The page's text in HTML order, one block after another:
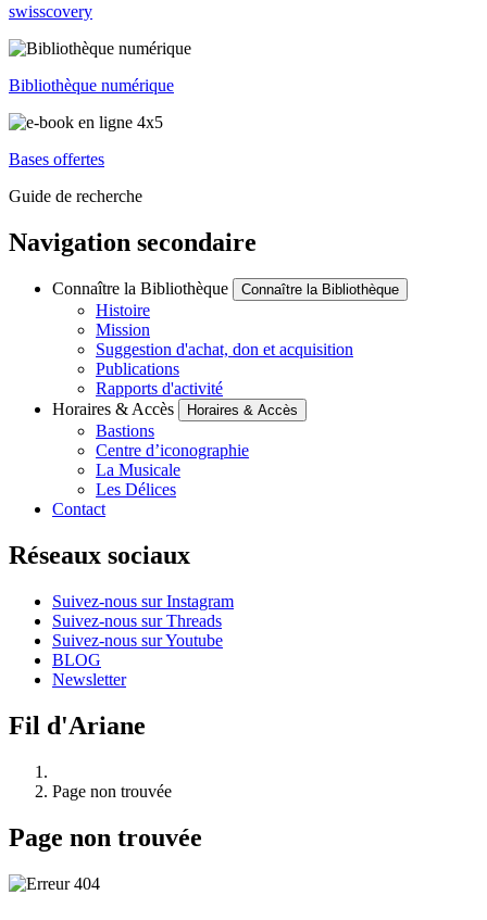
swisscovery
Bibliothèque numérique
Bases offertes
Guide de recherche
Navigation secondaire
Connaître la Bibliothèque Connaître la Bibliothèque
Histoire
Mission
Suggestion d'achat, don et acquisition
Publications
Rapports d'activité
Horaires & Accès
Horaires & Accès
Bastions
Centre d’iconographie
La Musicale
Les Délices
Contact
Réseaux sociaux
Suivez-nous sur Instagram
Suivez-nous sur Threads
Suivez-nous sur Youtube
BLOG
Newsletter
Fil d'Ariane
Page non trouvée
Page non trouvée